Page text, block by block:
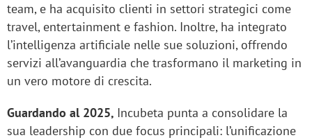
team, e ha acquisito clienti in settori strategici come
travel, entertainment e fashion. Inoltre, ha integrato
l’intelligenza artificiale nelle sue soluzioni, offrendo
servizi all’avanguardia che trasformano il marketing in
un vero motore di crescita.
Guardando al 2025, Incubeta punta a consolidare la
sua leadership con due focus principali: l’unificazione